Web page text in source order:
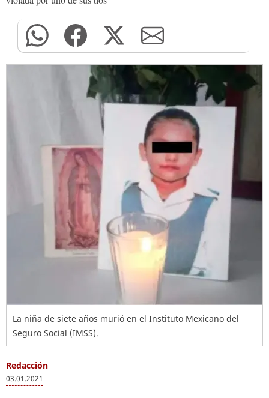
La niña de siete años murió en el Instituto Mexicano del
Seguro Social (IMSS).
Redacción
03.01.2021